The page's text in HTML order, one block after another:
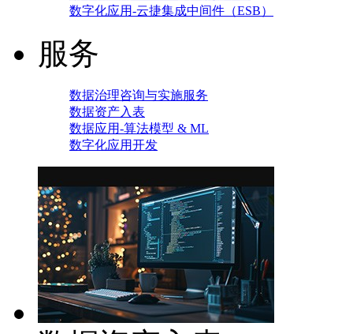
数字化应用-云捷集成中间件（ESB）
服务
数据治理咨询与实施服务
数据资产入表
数据应用-算法模型 & ML
数字化应用开发